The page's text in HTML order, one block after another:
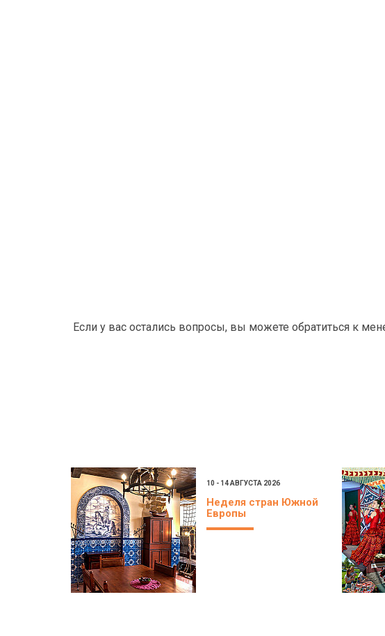
Если у вас остались вопросы, вы можете обратиться к
10 - 14 АВГУСТА 2026
Неделя стран Южной
Европы